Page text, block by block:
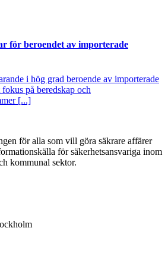
för beroendet av importerade
i hög grad beroende av importerade
på beredskap och
[...]
för alla som vill göra säkrare affärer
för säkerhets­ansvariga inom
kommunal sektor.